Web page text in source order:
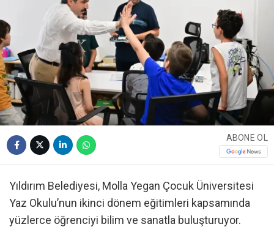
ABONE OL
Yıldırım Belediyesi, Molla Yegan Çocuk Üniversitesi
Yaz Okulu’nun ikinci dönem eğitimleri kapsamında
yüzlerce öğrenciyi bilim ve sanatla buluşturuyor.